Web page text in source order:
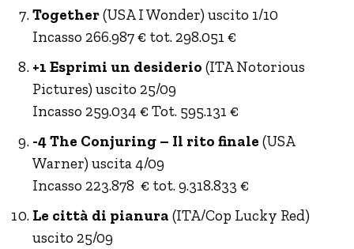
Together(USA I Wonder) uscito 1/10
Incasso 266.987 € tot. 298.051 €
+1 Esprimi un desiderio (ITA Notorious
Pictures) uscito 25/09
Incasso 259.034 € Tot. 595.131 €
-4 The Conjuring – Il rito finale (USA
Warner) uscita 4/09
Incasso 223.878 € tot. 9.318.833 €
Le città di pianura (ITA/Cop Lucky Red)
uscito 25/09